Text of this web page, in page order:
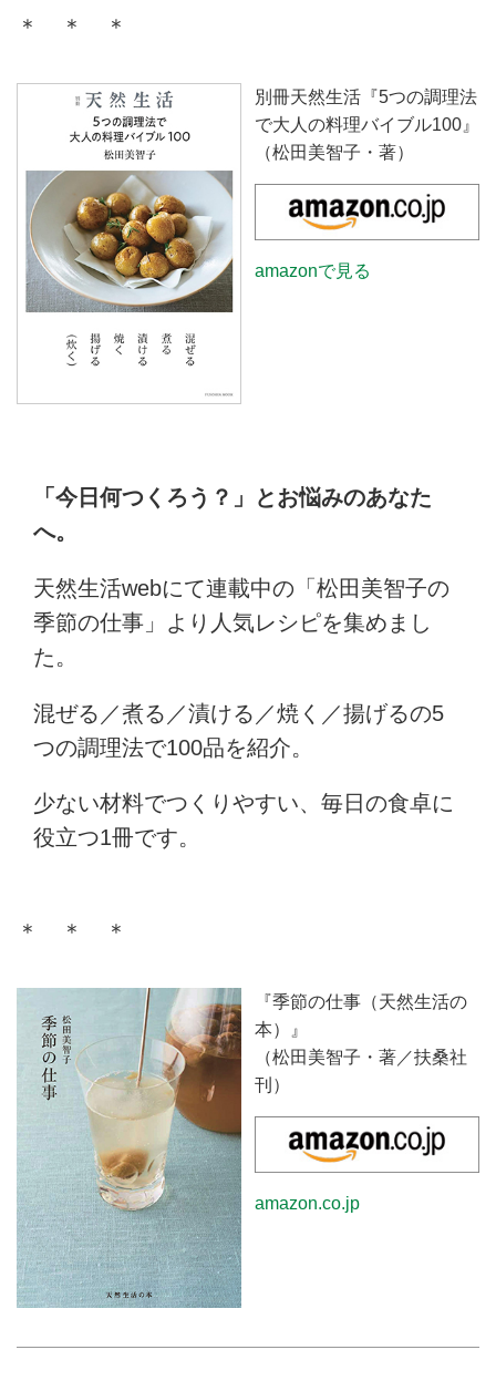
＊ ＊ ＊
別冊天然生活『5つの調理法
で大人の料理バイブル100』
（松田美智子・著）
amazonで見る
「今日何つくろう？」とお悩みのあなた
へ。
天然生活webにて連載中の「松田美智子の
季節の仕事」より人気レシピを集めまし
た。
混ぜる／煮る／漬ける／焼く／揚げるの5
つの調理法で100品を紹介。
少ない材料でつくりやすい、毎日の食卓に
役立つ1冊です。
＊ ＊ ＊
『季節の仕事（天然生活の
本）』
（松田美智子・著／扶桑社
刊）
amazon.co.jp